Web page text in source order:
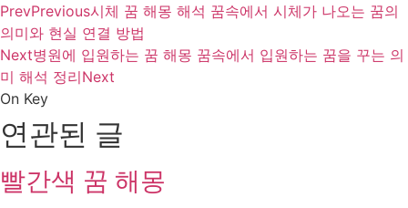
PrevPrevious시체 꿈 해몽 해석 꿈속에서 시체가 나오는 꿈의
의미와 현실 연결 방법
Next병원에 입원하는 꿈 해몽 꿈속에서 입원하는 꿈을 꾸는 의
미 해석 정리Next
On Key
연관된 글
빨간색 꿈 해몽